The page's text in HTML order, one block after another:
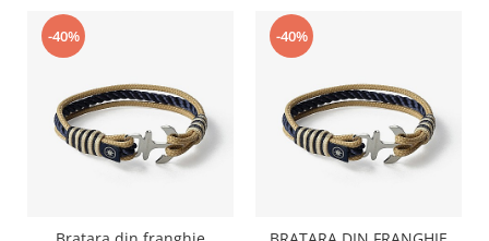
-40% -40%